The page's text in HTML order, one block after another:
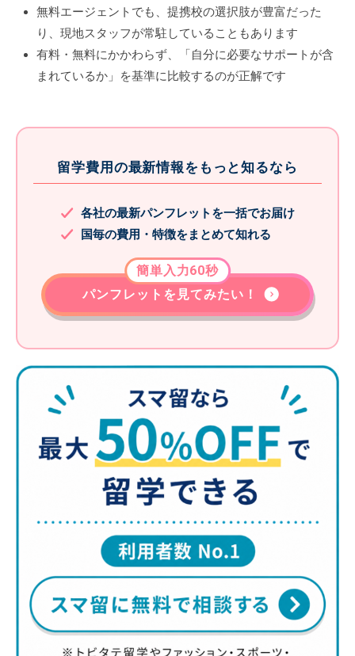
無料エージェントでも、提携校の選択肢が豊富だった
り、現地スタッフが常駐していることもあります
有料・無料にかかわらず、「自分に必要なサポートが含
まれているか」を基準に比較するのが正解です
留学費用の最新情報をもっと知るなら
各社の最新パンフレットを一括でお届け
国毎の費用・特徴をまとめて知れる
パンフレットを見てみたい！
簡単入力60秒